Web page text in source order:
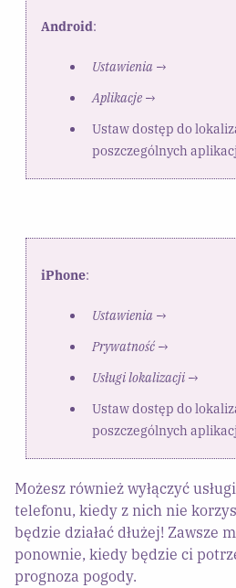
Android:
Ustawienia→
Aplikacje→
Ustaw dostęp do
poszczególnych
iPhone:
Ustawienia→
Prywatność→
Usługi lokalizacji→
Ustaw dostęp do
poszczególnych
Możesz również wyłączyć
telefonu, kiedy z nich nie
będzie działać dłużej! Zawsze
ponownie, kiedy będzie ci
prognoza pogody.